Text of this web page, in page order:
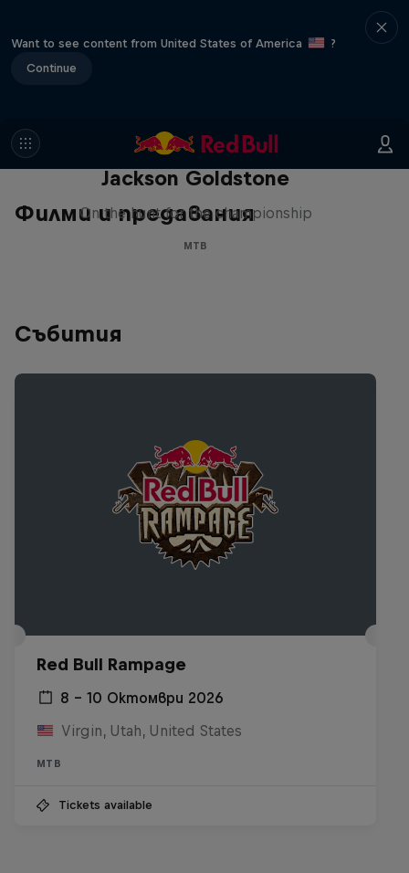
Want to see content from United States of America
?
Continue
Филми и предавания
The Search for Milliseconds:
Jackson Goldstone
On the hunt for the championship
MTB
Събития
Red Bull Rampage
8 – 10 Октомври 2026
Virgin, Utah, United States
MTB
Tickets available